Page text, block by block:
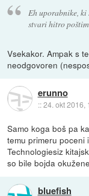
Eh uporabnike,
stvari hitro
Vsekakor. Ampak s
neodgovoren
erunno
::24. okt 2016,
Samo koga boš pa
temu primeru poceni
Technologiesiz
so bile bojda
bluefish